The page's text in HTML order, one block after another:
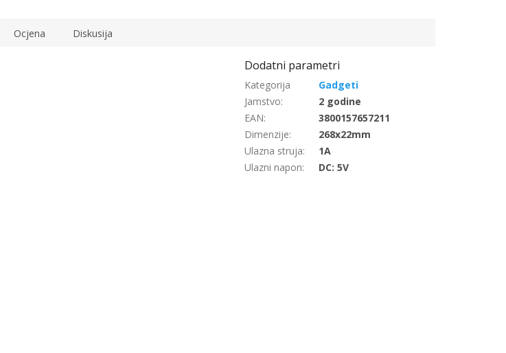
Ocjena Diskusija
Gadgeti
Jamstvo:
2 godine
EAN:
3800157657211
Dimenzije:
268x22mm
Ulazna struja:
1A
Ulazni napon: DC: 5V